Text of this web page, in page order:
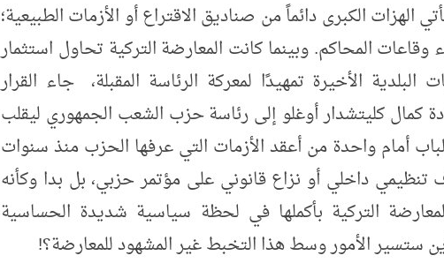
الهزات الكبرى دائماً من صناديق الاقتراع أو الأزمات الطبيعية؛
وقاعات المحاكم. وبينما كانت المعارضة التركية تحاول استثمار
البلدية الأخيرة تمهيدًا لمعركة الرئاسة المقبلة، جاء القرار
كمال كليتشدار أوغلو إلى رئاسة حزب الشعب الجمهوري ليقلب
أمام واحدة من أعقد الأزمات التي عرفها الحزب منذ سنوات
داخلي أو نزاع قانوني على مؤتمر حزبي، بل بدا وكأنه
التركية بأكملها في لحظة سياسية شديدة الحساسية
ستسير الأمور وسط هذا التخبط غير المشهود للمعارضة؟!